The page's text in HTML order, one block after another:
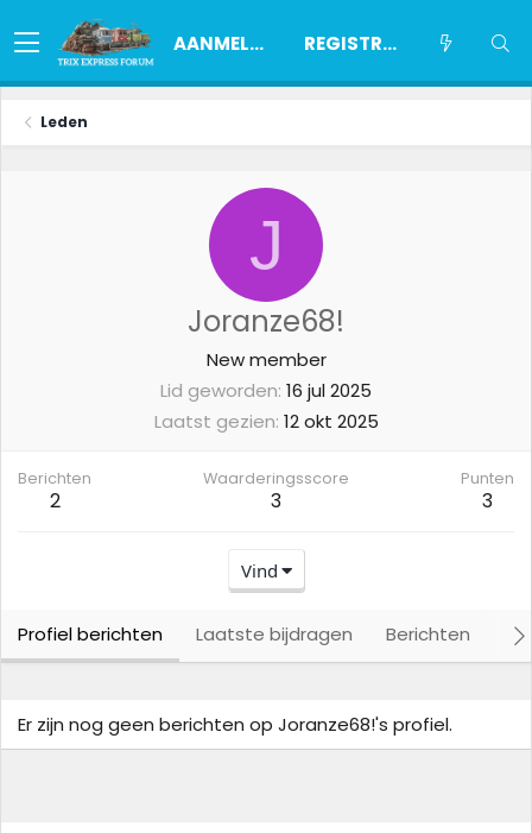
AANMELDEN REGISTREREN
Leden
J
Joranze68!
New member
Lid geworden 16 jul 2025
Laatst gezien 12 okt 2025
Berichten
2
Waarderingsscore
3
Punten
3
Vind
Profiel berichten Laatste bijdragen Berichten
Er zijn nog geen berichten op Joranze68!'s profiel.